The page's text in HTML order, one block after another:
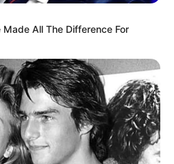
All The Difference For